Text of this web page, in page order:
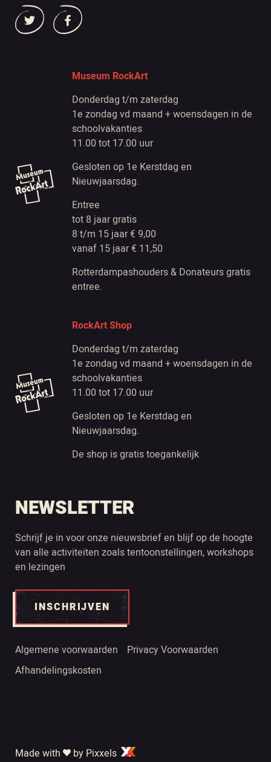
Museum RockArt
Donderdag t/m zaterdag
1e zondag vd maand + woensdagen in de
schoolvakanties
11.00 tot 17.00 uur
Gesloten op 1e Kerstdag en
Nieuwjaarsdag.
Entree
tot 8 jaar gratis
8 t/m 15 jaar € 9,00
vanaf 15 jaar € 11,50
Rotterdampashouders & Donateurs gratis
entree.
RockArt Shop
Donderdag t/m zaterdag
1e zondag vd maand + woensdagen in de
schoolvakanties
11.00 tot 17.00 uur
Gesloten op 1e Kerstdag en
Nieuwjaarsdag.
De shop is gratis toegankelijk
NEWSLETTER
Schrijf je in voor onze nieuwsbrief en blijf op de hoogte
van alle activiteiten zoals tentoonstellingen, workshops
en lezingen
INSCHRIJVEN
Algemene voorwaarden
Privacy Voorwaarden
Afhandelingskosten
Made with by Pixxels